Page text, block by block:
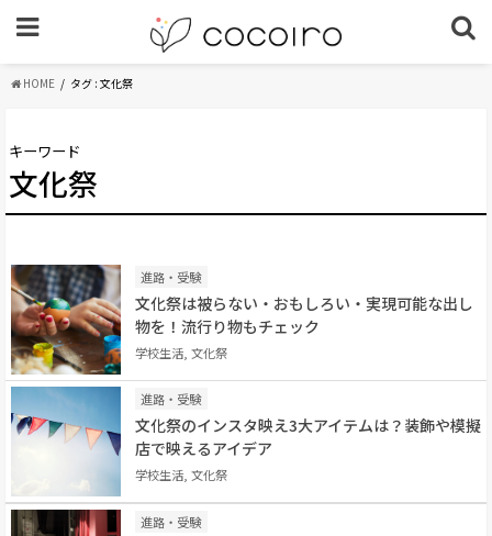
HOME タグ : 文化祭
キーワード
文化祭
進路・受験
文化祭は被らない・おもしろい・実現可能な出し
物を！流行り物もチェック
学校生活, 文化祭
進路・受験
文化祭のインスタ映え3大アイテムは？装飾や模擬
店で映えるアイデア
学校生活, 文化祭
進路・受験